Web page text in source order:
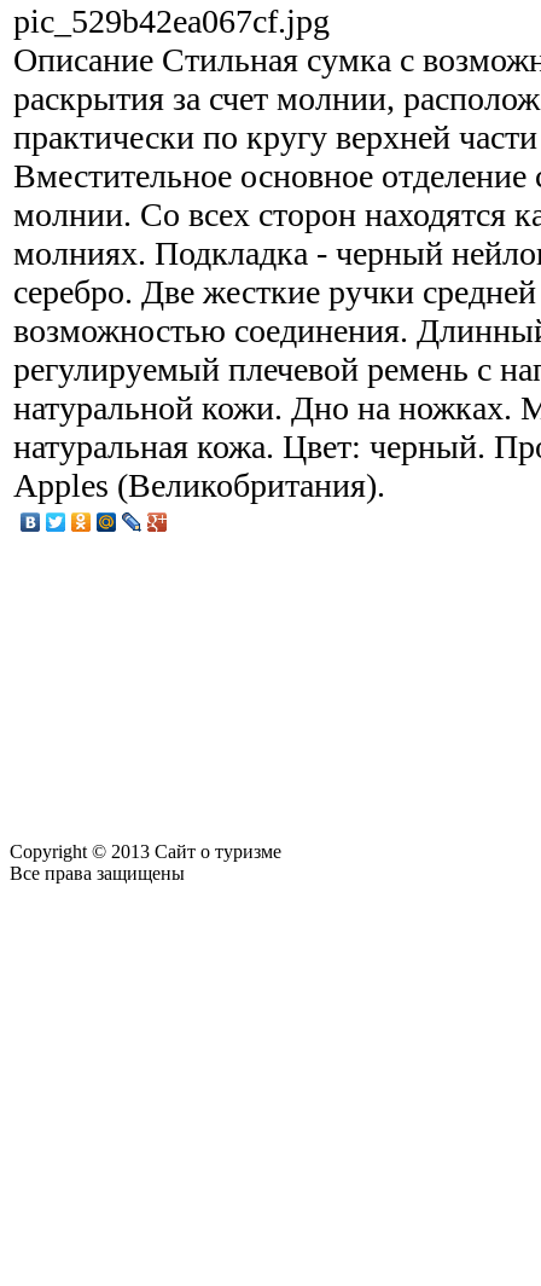
pic_529b42ea067cf.jpg
Описание Стильная сумка с
раскрытия за счет молнии,
практически по кругу верхней
Вместительное основное
молнии. Со всех сторон находятся
молниях. Подкладка - черный
серебро. Две жесткие ручки
возможностью соединения.
регулируемый плечевой ремень с
натуральной кожи. Дно на ножках.
натуральная кожа. Цвет: черный.
Apples (Великобритания).
Copyright © 2013 Сайт о туризме
Все права защищены